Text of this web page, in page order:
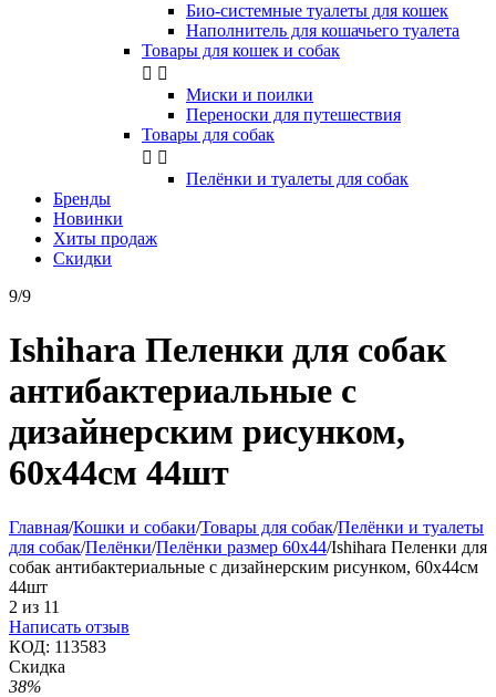
Био-системные туалеты для кошек
Наполнитель для кошачьего туалета
Товары для кошек и собак
 
Миски и поилки
Переноски для путешествия
Товары для собак
 
Пелёнки и туалеты для собак
Бренды
Новинки
Хиты продаж
Скидки
9/9
Ishihara Пеленки для собак
антибактериальные с
дизайнерским рисунком,
60х44см 44шт
Главная/Кошки и собаки/Товары для собак/Пелёнки и туалеты
для собак/Пелёнки/Пелёнки размер 60х44/Ishihara Пеленки для
собак антибактериальные с дизайнерским рисунком, 60х44см
44шт
2 из 11
Написать отзыв
КОД: 113583
Скидка
38%